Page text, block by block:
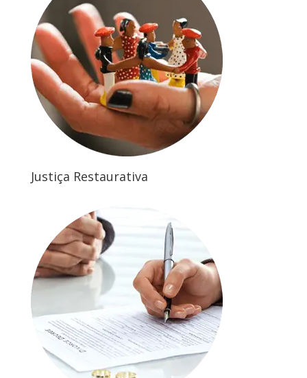
Justiça Restaurativa